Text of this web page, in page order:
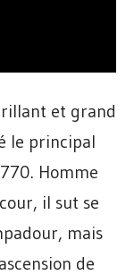
et grand
le principal
Homme
il sut se
mais
de